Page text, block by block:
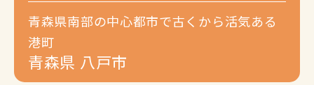
青森県南部の中心都市で古くから活気ある
港町
青森県 八戸市